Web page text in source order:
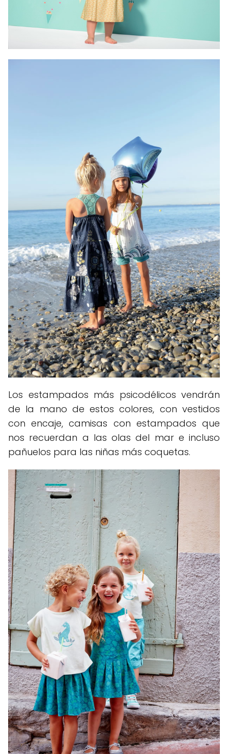
Los estampados más psicodélicos vendrán
de la mano de estos colores, con vestidos
con encaje, camisas con estampados que
nos recuerdan a las olas del mar e incluso
pañuelos para las niñas más coquetas.